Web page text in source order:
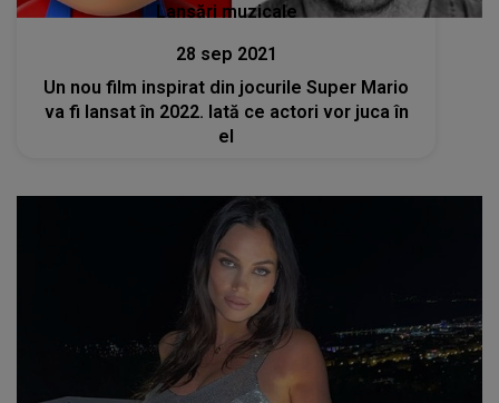
Lansări muzicale
28 sep 2021
Un nou film inspirat din jocurile Super Mario
va fi lansat în 2022. Iată ce actori vor juca în
el